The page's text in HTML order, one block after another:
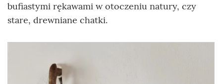
bufiastymi rękawami w otoczeniu natury, czy
stare, drewniane chatki.